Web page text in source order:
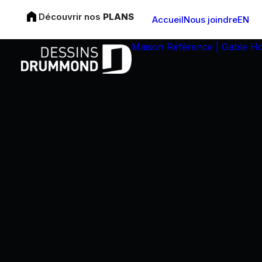
Découvrir nos PLANS AccueilNous joindreEN
Maison Référence | Gable